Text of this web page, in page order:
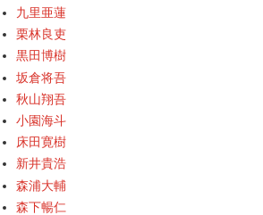
九里亜蓮
栗林良吏
黒田博樹
坂倉将吾
秋山翔吾
小園海斗
床田寛樹
新井貴浩
森浦大輔
森下暢仁